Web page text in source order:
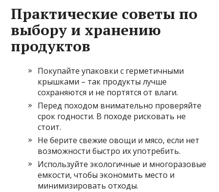
Практические советы по
выбору и хранению
продуктов
Покупайте упаковки с герметичными
крышками – так продукты лучше
сохраняются и не портятся от влаги.
Перед походом внимательно проверяйте
срок годности. В походе рисковать не
стоит.
Не берите свежие овощи и мясо, если нет
возможности быстро их употребить.
Используйте экологичные и многоразовые
емкости, чтобы экономить место и
минимизировать отходы.